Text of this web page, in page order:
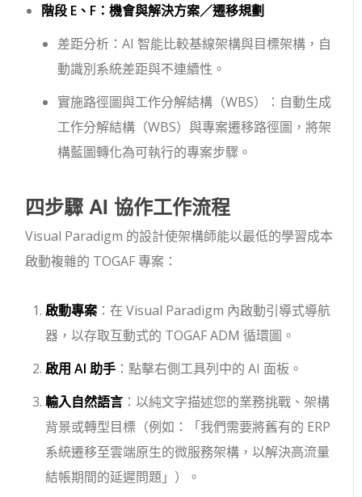
階段 E、F：機會與解決方案／遷移規劃
差距分析：AI 智能比較基線架構與目標架構，自
動識別系統差距與不連續性。
實施路徑圖與工作分解結構（WBS）：自動生成
工作分解結構（WBS）與專案遷移路徑圖，將架
構藍圖轉化為可執行的專案步驟。
四步驟 AI 協作工作流程
Visual Paradigm 的設計使架構師能以最低的學習成本
啟動複雜的 TOGAF 專案：
啟動專案 ：在 Visual Paradigm 內啟動引導式導航
器，以存取互動式的 TOGAF ADM 循環圖。
啟用 AI 助手 ：點擊右側工具列中的 AI 面板。
輸入自然語言 ：以純文字描述您的業務挑戰、架構
背景或轉型目標（例如：「我們需要將舊有的 ERP
系統遷移至雲端原生的微服務架構，以解決高流量
結帳期間的延遲問題」）。